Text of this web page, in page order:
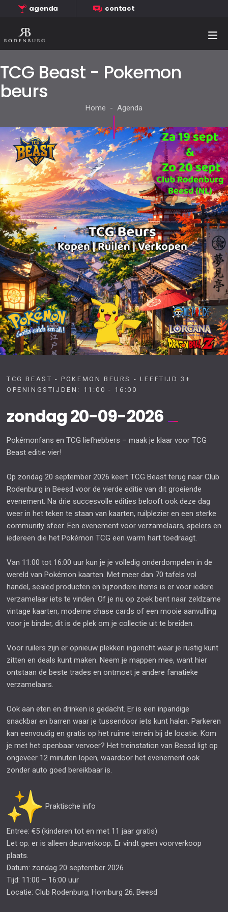
agenda contact
TCG Beast - Pokemon
beurs
Home - Agenda
TCG BEAST - POKEMON BEURS - LEEFTIJD 3+
OPENINGSTIJDEN: 11:00 - 16:00
zondag 20-09-2026
Pokémonfans en TCG liefhebbers – maak je klaar voor TCG
Beast editie vier!
Op zondag 20 september 2026 keert TCG Beast terug naar Club
Rodenburg in Beesd voor de vierde editie van dit groeiende
evenement. Na drie succesvolle edities belooft ook deze dag
weer in het teken te staan van kaarten, ruilplezier en een sterke
community sfeer. Een evenement voor verzamelaars, spelers en
iedereen die het Pokémon TCG een warm hart toedraagt.
Van 11:00 tot 16:00 uur kun je je volledig onderdompelen in de
wereld van Pokémon kaarten. Met meer dan 70 tafels vol
handel, sealed producten en bijzondere items is er voor iedere
verzamelaar iets te vinden. Of je nu op zoek bent naar zeldzame
vintage kaarten, moderne chase cards of een mooie aanvulling
voor je binder, dit is de plek om je collectie uit te breiden.
Voor ruilers zijn er opnieuw plekken ingericht waar je rustig kunt
zitten en deals kunt maken. Neem je mappen mee, want hier
ontstaan de beste trades en ontmoet je andere fanatieke
verzamelaars.
Ook aan eten en drinken is gedacht. Er is een inpandige
snackbar en barren waar je tussendoor iets kunt halen. Parkeren
kan eenvoudig en gratis op het ruime terrein bij de locatie. Kom
je met het openbaar vervoer? Het treinstation van Beesd ligt op
ongeveer 12 minuten lopen, waardoor het evenement ook
zonder auto goed bereikbaar is.
Praktische info
Entree: €5 (kinderen tot en met 11 jaar gratis)
Let op: er is alleen deurverkoop. Er vindt geen voorverkoop
plaats.
Datum: zondag 20 september 2026
Tijd: 11:00 – 16:00 uur
Locatie: Club Rodenburg, Homburg 26, Beesd